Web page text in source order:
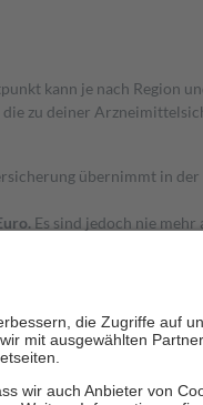
kann je nach Region
zu deiner
übernimmt in
Es sind jedoch nie
Zuzahlungen an bei: